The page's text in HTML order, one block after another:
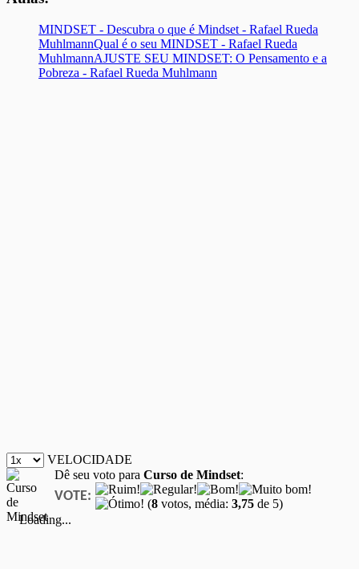
MINDSET - Descubra o que é Mindset - Rafael Rueda
MuhlmannQual é o seu MINDSET - Rafael Rueda
MuhlmannAJUSTE SEU MINDSET: O Pensamento e a
Pobreza - Rafael Rueda Muhlmann
VELOCIDADE
Dê seu voto para Curso de Mindset:
VOTE: (8 votos, média: 3,75 de 5)
Loading...